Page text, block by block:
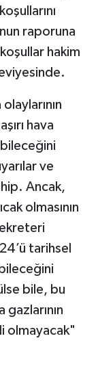
raporuna
hakim
hava
ve
Ancak,
olmasının
tarihsel
bile, bu
olmayacak"